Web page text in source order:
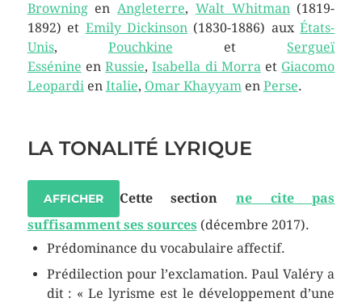
BrowningenAngleterre, Walt Whitman(1819-
1892) et Emily Dickinson (1830-1886) auxÉtats-
Unis, Pouchkine etSergueï
Essénine enRussie,Isabella di Morraet Giacomo
Leopardien Italie, Omar Khayyamen Perse.
LA TONALITÉ LYRIQUE
AFFICHER Cette section ne cite pas
suffisamment ses sources (décembre 2017).
Prédominance du vocabulaire affectif.
Prédilection pour l’exclamation.Paul Valéry a
dit : « Le lyrisme est le développement d’une